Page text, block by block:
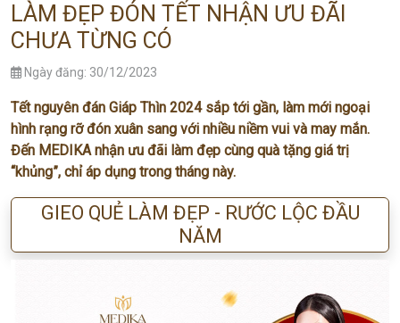
LÀM ĐẸP ĐÓN TẾT NHẬN ƯU ĐÃI
CHƯA TỪNG CÓ
Ngày đăng: 30/12/2023
Tết nguyên đán Giáp Thìn 2024 sắp tới gần, làm mới ngoại
hình rạng rỡ đón xuân sang với nhiều niềm vui và may mắn.
Đến MEDIKA nhận ưu đãi làm đẹp cùng quà tặng giá trị
“khủng”, chỉ áp dụng trong tháng này.
GIEO QUẺ LÀM ĐẸP - RƯỚC LỘC ĐẦU
NĂM